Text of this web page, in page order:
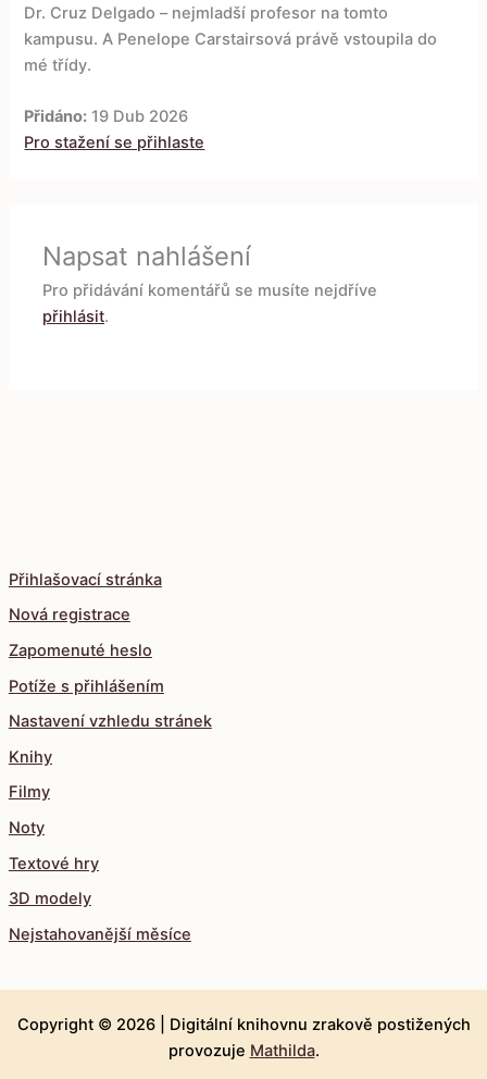
Přihlašovací stránka
Nová registrace
Zapomenuté heslo
Potíže s přihlášením
Nastavení vzhledu stránek
Knihy
Filmy
Noty
Textové hry
3D modely
Nejstahovanější měsíce
Dr. Cruz Delgado – nejmladší profesor na tomto
kampusu. A Penelope Carstairsová právě vstoupila do
mé třídy.
Přidáno: 19 Dub 2026
Pro stažení se přihlaste
Napsat nahlášení
Pro přidávání komentářů se musíte nejdříve
přihlásit.
Copyright © 2026 | Digitální knihovnu zrakově postižených
provozuje Mathilda.